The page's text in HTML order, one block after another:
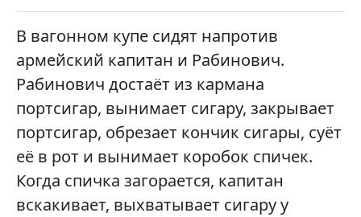
В вагонном купе сидят напротив
армейский капитан и Рабинович.
Рабинович достаёт из кармана
портсигар, вынимает сигару, закрывает
портсигар, обрезает кончик сигары, суёт
её в рот и вынимает коробок спичек.
Когда спичка загорается, капитан
вскакивает, выхватывает сигару у